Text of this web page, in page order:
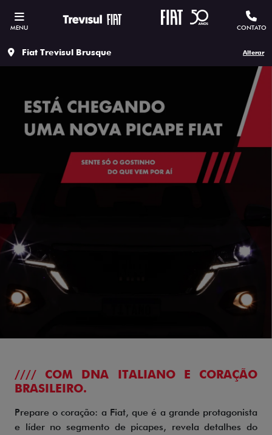
MENU CONTATO
Fiat Trevisul Brusque Alterar
//// COM DNA ITALIANO E CORAÇÃO
BRASILEIRO.
Prepare o coração: a Fiat, que é a grande protagonista
e líder no segmento de picapes, revela detalhes do